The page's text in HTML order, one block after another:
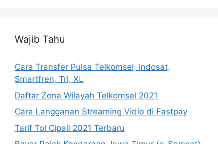
Wajib Tahu
Cara Transfer Pulsa Telkomsel, Indosat,
Smartfren, Tri, XL
Daftar Zona Wilayah Telkomsel 2021
Cara Langganan Streaming Vidio di Fastpay
Tarif Tol Cipali 2021 Terbaru